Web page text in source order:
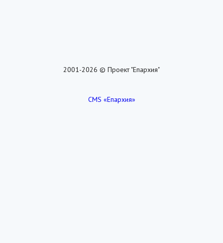
2001-2026 © Проект "Епархия"
CMS «Епархия»